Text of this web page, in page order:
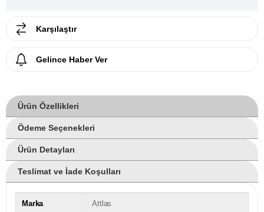
Karşılaştır
Gelince Haber Ver
Ürün Özellikleri
Ödeme Seçenekleri
Ürün Detayları
Teslimat ve İade Koşulları
Marka Attlas